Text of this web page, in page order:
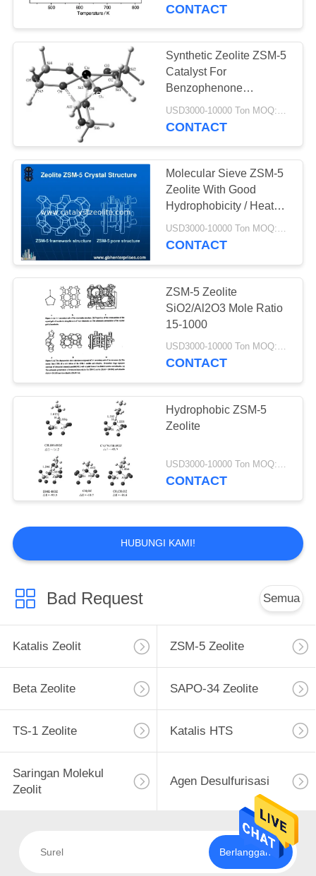
Shift Catalyst
Catalyst Cairan
Cracking Catalyst
42
Dukungan Alumina
Catalyst
83
CONTACT
Synthetic Zeolite ZSM-5
Catalyst For
Benzophenone
Isomerization
CONTACT
Molecular Sieve ZSM-5
Zeolite With Good
Hydrophobicity / Heat
Resistance
USD3000-10000 Ton MOQ:1 KG
CONTACT
ZSM-5 Zeolite
SiO2/Al2O3 Mole Ratio
15-1000
USD3000-10000 Ton MOQ:1 KG
CONTACT
Hydrophobic ZSM-5
Zeolite
USD3000-10000 Ton MOQ:1 KG
CONTACT
HUBUNGI KAMI!
Bad Request Semua
Katalis Zeolit ZSM-5 Zeolite
Beta Zeolite SAPO-34 Zeolite
TS-1 Zeolite Katalis HTS
Saringan Molekul
Zeolit
Agen Desulfurisasi
Berlangganan